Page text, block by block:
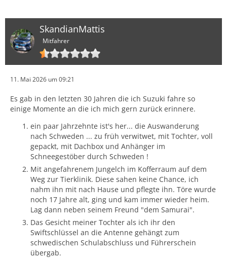
SkandianMattis
Mitfahrer
11. Mai 2026 um 09:21
Es gab in den letzten 30 Jahren die ich Suzuki fahre so
einige Momente an die ich mich gern zurück erinnere.
ein paar Jahrzehnte ist's her... die Auswanderung
nach Schweden ... zu früh verwitwet, mit Tochter, voll
gepackt, mit Dachbox und Anhänger im
Schneegestöber durch Schweden !
Mit angefahrenem Jungelch im Kofferraum auf dem
Weg zur Tierklinik. Diese sahen keine Chance, ich
nahm ihn mit nach Hause und pflegte ihn. Töre wurde
noch 17 Jahre alt, ging und kam immer wieder heim.
Lag dann neben seinem Freund "dem Samurai".
Das Gesicht meiner Tochter als ich ihr den
Swiftschlüssel an die Antenne gehängt zum
schwedischen Schulabschluss und Führerschein
übergab.